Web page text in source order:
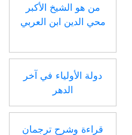
من هو الشيخ الأكبر
محي الدين ابن العربي
دولة الأولياء في آخر
الدهر
قراءة وشرح ترجمان